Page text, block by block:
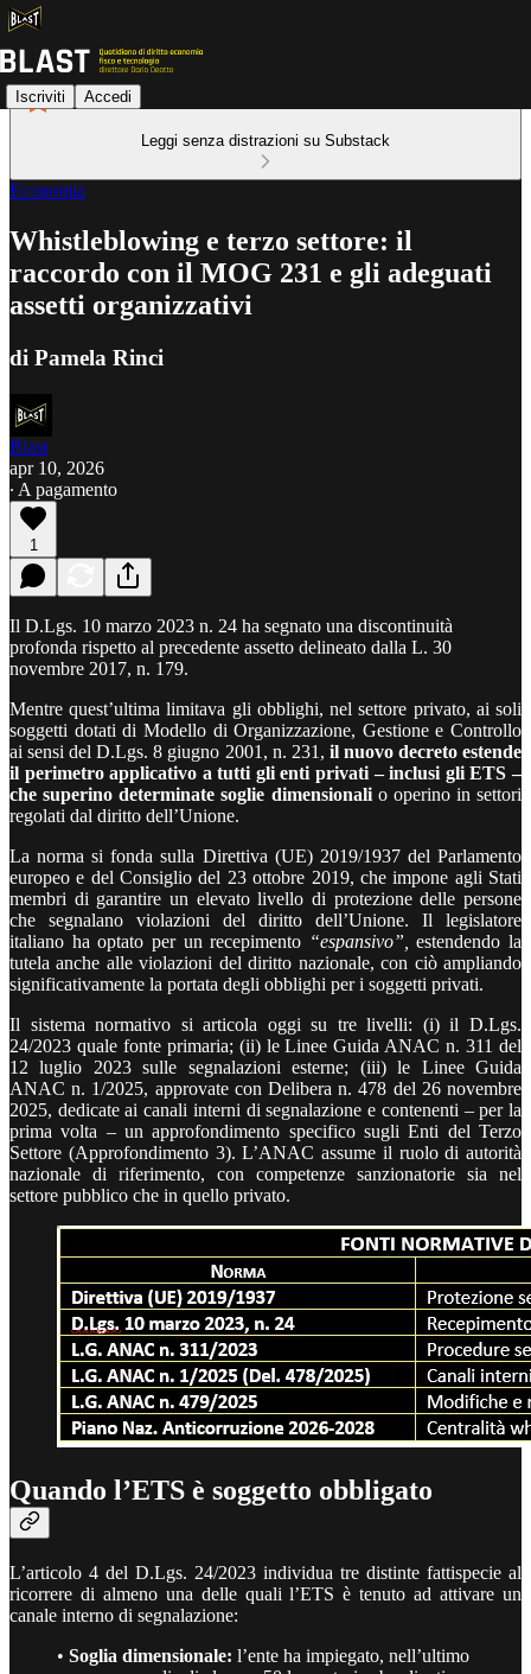
Iscriviti Accedi
Leggi senza distrazioni su Substack
Economia
Whistleblowing e terzo settore: il
raccordo con il MOG 231 e gli adeguati
assetti organizzativi
di Pamela Rinci
Blast
apr 10, 2026
∙ A pagamento
1
Il D.Lgs. 10 marzo 2023 n. 24 ha segnato una discontinuità
profonda rispetto al precedente assetto delineato dalla L. 30
novembre 2017, n. 179.
Mentre quest’ultima limitava gli obblighi, nel settore privato, ai soli
soggetti dotati di Modello di Organizzazione, Gestione e Controllo
ai sensi del D.Lgs. 8 giugno 2001, n. 231, il nuovo decreto estende
il perimetro applicativo a tutti gli enti privati – inclusi gli ETS –
che superino determinate soglie dimensionalio operino in settori
regolati dal diritto dell’Unione.
La norma si fonda sulla Direttiva (UE) 2019/1937 del Parlamento
europeo e del Consiglio del 23 ottobre 2019, che impone agli Stati
membri di garantire un elevato livello di protezione delle persone
che segnalano violazioni del diritto dell’Unione. Il legislatore
italiano ha optato per un recepimento “espansivo”,estendendo la
tutela anche alle violazioni del diritto nazionale, con ciò ampliando
significativamente la portata degli obblighi per i soggetti privati.
Il sistema normativo si articola oggi su tre livelli: (i) il D.Lgs.
24/2023 quale fonte primaria; (ii) le Linee Guida ANAC n. 311 del
12 luglio 2023 sulle segnalazioni esterne; (iii) le Linee Guida
ANAC n. 1/2025, approvate con Delibera n. 478 del 26 novembre
2025, dedicate ai canali interni di segnalazione e contenenti – per la
prima volta – un approfondimento specifico sugli Enti del Terzo
Settore (Approfondimento 3). L’ANAC assume il ruolo di autorità
nazionale di riferimento, con competenze sanzionatorie sia nel
settore pubblico che in quello privato.
Quando l’ETS è soggetto obbligato
L’articolo 4 del D.Lgs. 24/2023 individua tre distinte fattispecie al
ricorrere di almeno una delle quali l’ETS è tenuto ad attivare un
canale interno di segnalazione:
• Soglia dimensionale: l’ente ha impiegato, nell’ultimo